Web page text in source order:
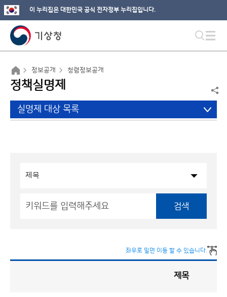
이 누리집은 대한민국 공식 전자정부 누리집입니다.
정보공개 청렴정보공개
정책실명제
실명제 대상 목록
검색
좌우로 밀면 이동 할 수 있습니다.
제목